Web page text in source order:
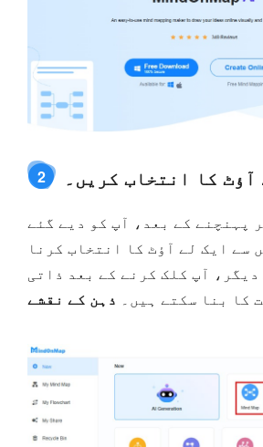
2 آؤٹ کا انتخاب کریں۔
پہنچنے کے بعد، آپ کو دیے گئے
سے ایک لے آؤٹ کا انتخاب کرنا
دیگر، آپ کلک کرنے کے بعد ذاتی
کا بنا سکتے ہیں۔ ذہن کے نقشے